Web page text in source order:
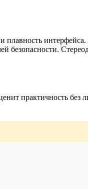
плавность
безопасности.
практичность без